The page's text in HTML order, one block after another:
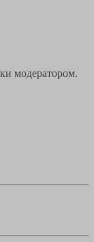
модератором.